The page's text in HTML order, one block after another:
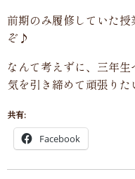
前期のみ履修していた
ぞ♪
なんて考えずに、三年生
気を引き締めて頑張りた
共有:
Facebook